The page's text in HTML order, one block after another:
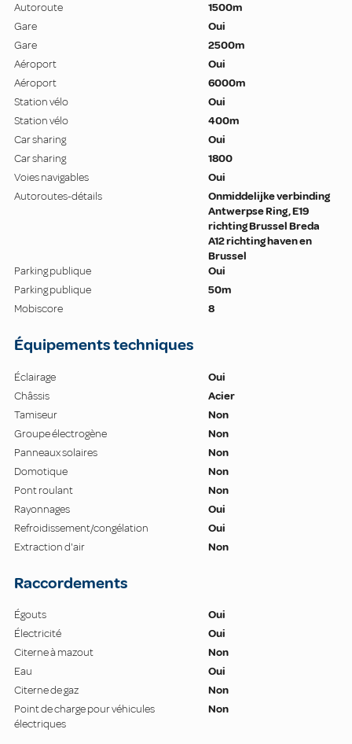
Autoroute
1500m
Gare
Oui
Gare
2500m
Aéroport
Oui
Aéroport
6000m
Station vélo
Oui
Station vélo
400m
Car sharing
Oui
Car sharing
1800
Voies navigables
Oui
Autoroutes-détails
Onmiddelijke verbinding
Antwerpse Ring, E19
richting Brussel Breda
A12 richting haven en
Brussel
Parking publique
Oui
Parking publique
50m
Mobiscore
8
Équipements techniques
Éclairage
Oui
Châssis
Acier
Tamiseur
Non
Groupe électrogène
Non
Panneaux solaires
Non
Domotique
Non
Pont roulant
Non
Rayonnages
Oui
Refroidissement/congélation
Oui
Extraction d'air
Non
Raccordements
Égouts
Oui
Électricité
Oui
Citerne à mazout
Non
Eau
Oui
Citerne de gaz
Non
Point de charge pour véhicules
électriques
Non